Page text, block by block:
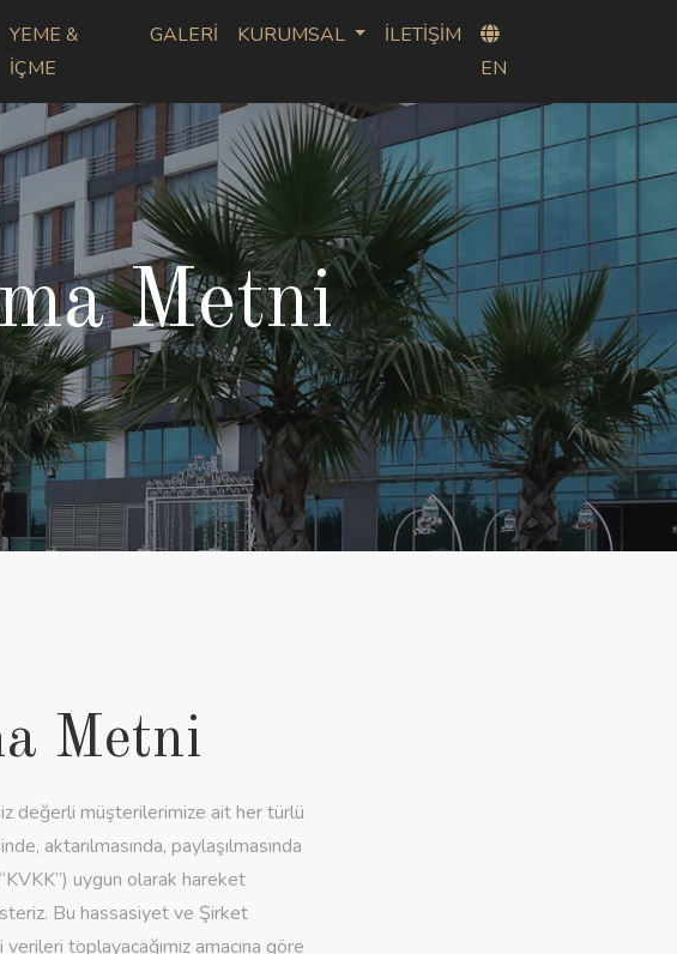
YEME &
İÇME
GALERİ KURUMSAL
İLETİŞİM
EN
Metni
Metni
değerli müşterilerimize ait her türlü
aktarılmasında, paylaşılmasında
uygun olarak hareket
Bu hassasiyet ve Şirket
toplayacağımız amacına göre